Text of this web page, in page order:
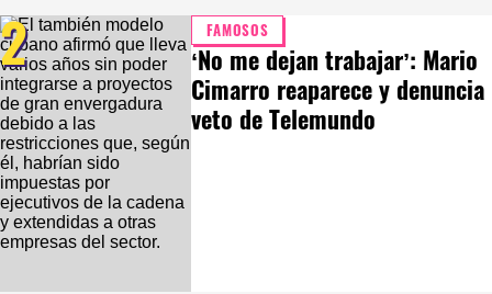
2 FAMOSOS
‘No me dejan trabajar’: Mario
Cimarro reaparece y denuncia
veto de Telemundo